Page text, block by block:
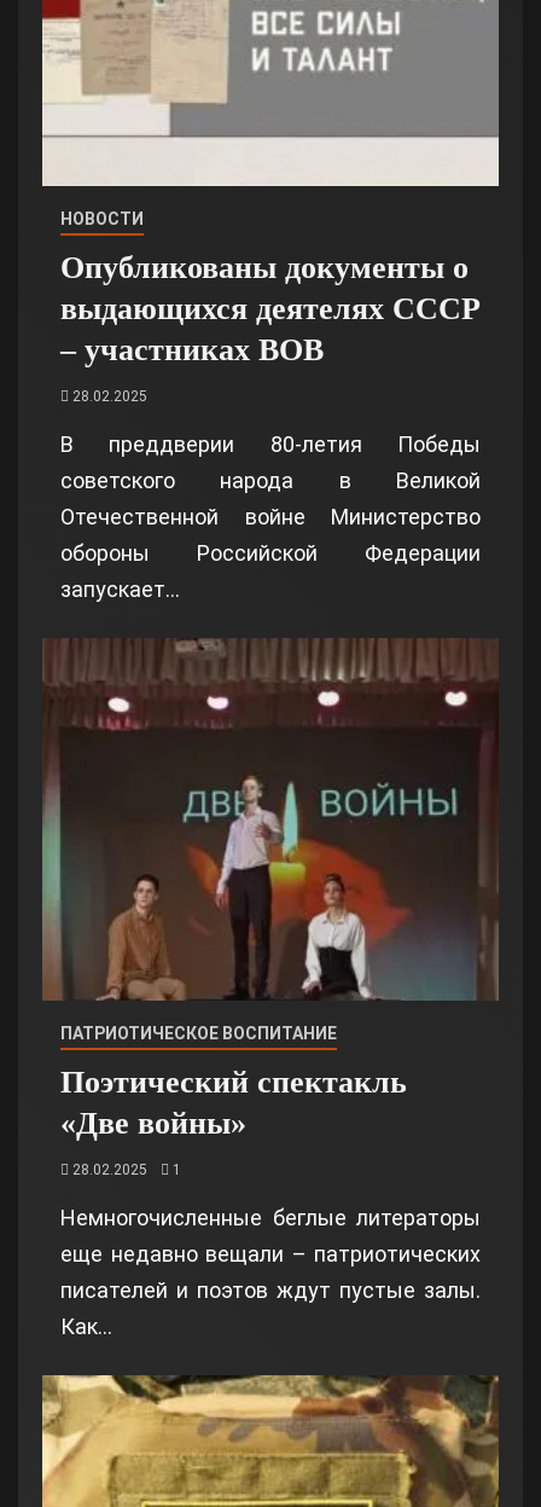
НОВОСТИ
Опубликованы документы о
выдающихся деятелях СССР
– участниках ВОВ
28.02.2025
В преддверии 80-летия Победы
советского народа в Великой
Отечественной войне Министерство
обороны Российской Федерации
запускает…
ПАТРИОТИЧЕСКОЕ ВОСПИТАНИЕ
Поэтический спектакль
«Две войны»
28.02.2025 1
Немногочисленные беглые литераторы
еще недавно вещали – патриотических
писателей и поэтов ждут пустые залы.
Как…